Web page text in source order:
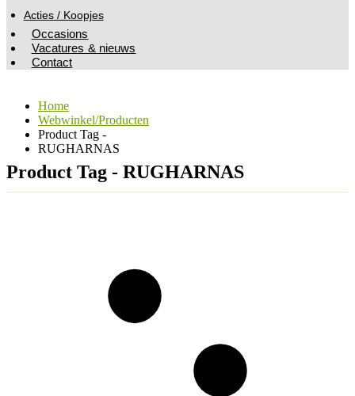
Acties / Koopjes
Occasions
Vacatures & nieuws
Contact
Home
Webwinkel/Producten
Product Tag -
RUGHARNAS
Product Tag - RUGHARNAS